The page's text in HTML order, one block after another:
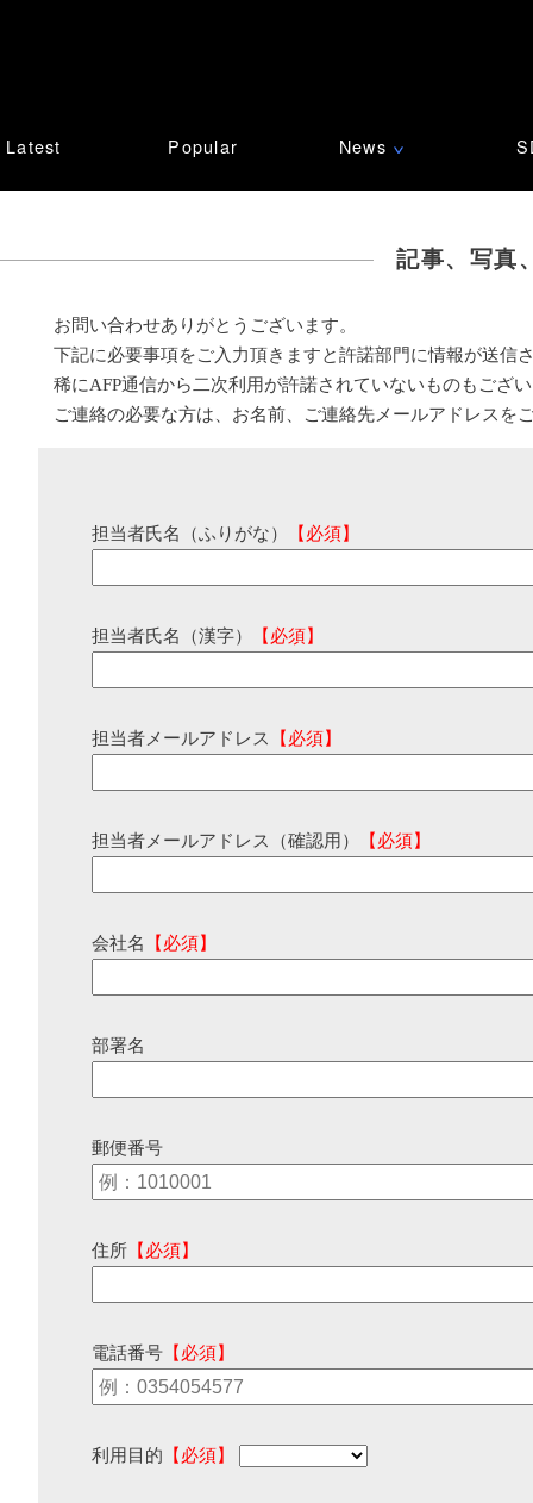
Latest Popular News ∨
記事、写真
お問い合わせありがとうございます。
下記に必要事項をご入力頂きますと許諾部門に情報が送信
稀にAFP通信から二次利用が許諾されていないものもござ
ご連絡の必要な方は、お名前、ご連絡先メールアドレスを
担当者氏名（ふりがな） 【必須】
担当者氏名（漢字） 【必須】
担当者メールアドレス 【必須】
担当者メールアドレス（確認用） 【必須】
会社名 【必須】
部署名
郵便番号
住所 【必須】
電話番号 【必須】
利用目的 【必須】